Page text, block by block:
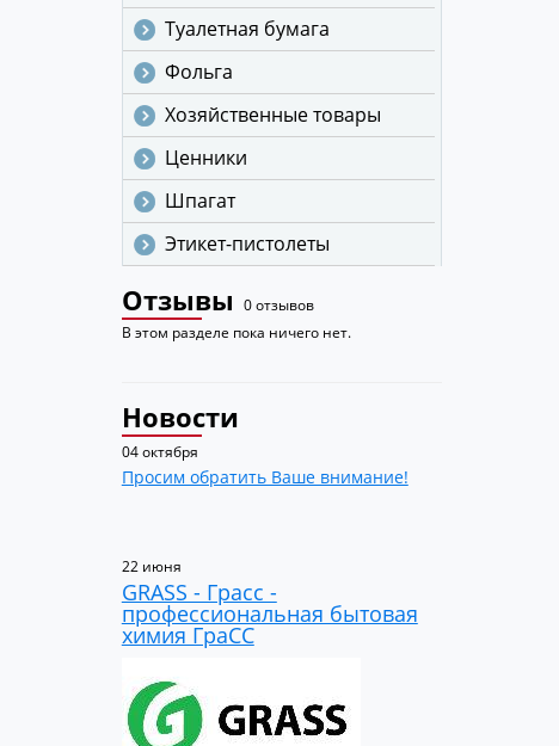
Туалетная бумага
Фольга
Хозяйственные товары
Ценники
Шпагат
Этикет-пистолеты
Отзывы 0 отзывов
В этом разделе пока ничего нет.
Новости
04 октября
Просим обратить Ваше внимание!
22 июня
GRASS - Грасс -
профессиональная бытовая
химия ГраСС